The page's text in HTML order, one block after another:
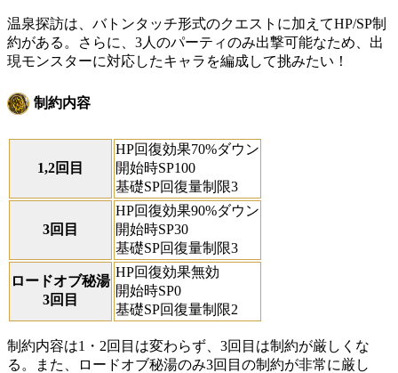
温泉探訪は、バトンタッチ形式のクエストに加えてHP/SP制
約がある。さらに、3人のパーティのみ出撃可能なため、出
現モンスターに対応したキャラを編成して挑みたい！
制約内容
1,2回目
HP回復効果70%ダウン
開始時SP100
基礎SP回復量制限3
3回目
HP回復効果90%ダウン
開始時SP30
基礎SP回復量制限3
ロードオブ秘湯
3回目
HP回復効果無効
開始時SP0
基礎SP回復量制限2
制約内容は1・2回目は変わらず、3回目は制約が厳しくな
る。また、ロードオブ秘湯のみ3回目の制約が非常に厳し